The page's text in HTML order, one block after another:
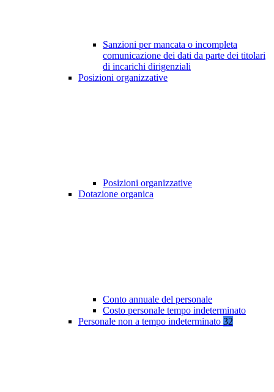
Sanzioni per mancata o incompleta
comunicazione dei dati da parte dei titolari
di incarichi dirigenziali
Posizioni organizzative
Posizioni organizzative
Dotazione organica
Conto annuale del personale
Costo personale tempo indeterminato
Personale non a tempo indeterminato 32